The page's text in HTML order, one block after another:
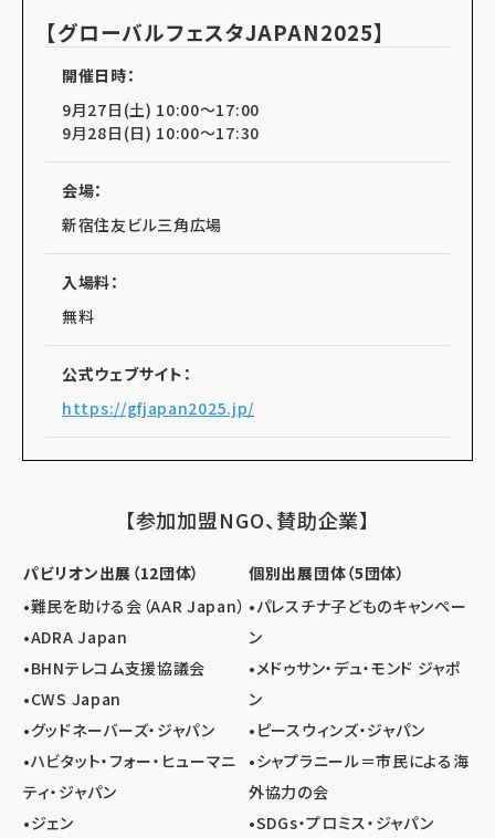
【グローバルフェスタJAPAN2025】
開催日時：
9月27日(土) 10:00～17:00
9月28日(日) 10:00～17:30
会場：
新宿住友ビル三角広場
入場料：
無料
公式ウェブサイト：
https://gfjapan2025.jp/
【参加加盟NGO、賛助企業】
パビリオン出展（12団体）
個別出展団体（5団体）
•難民を助ける会（AAR Japan）
•ADRA Japan
•BHNテレコム支援協議会
•CWS Japan
•グッドネーバーズ・ジャパン
•ハビタット・フォー・ヒューマニ
ティ・ジャパン
•ジェン
•パレスチナ子どものキャンペー
ン
•メドゥサン・デュ・モンド ジャポ
ン
•ピースウィンズ・ジャパン
•シャプラニール＝市民による海
外協力の会
•SDGs・プロミス・ジャパン